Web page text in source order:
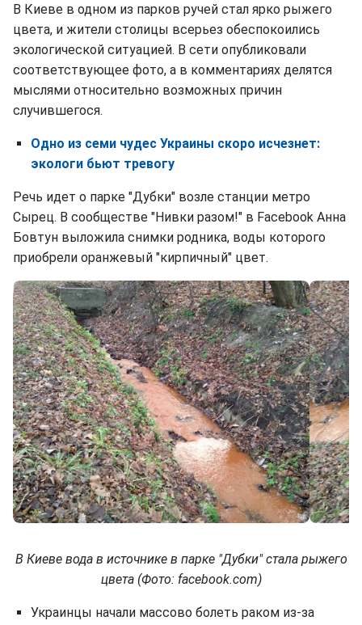
В Киеве в одном из парков ручей стал ярко рыжего
цвета, и жители столицы всерьез обеспокоились
экологической ситуацией. В сети опубликовали
соответствующее фото, а в комментариях делятся
мыслями относительно возможных причин
случившегося.
Одно из семи чудес Украины скоро исчезнет:
экологи бьют тревогу
Речь идет о парке "Дубки" возле станции метро
Сырец. В сообществе "Нивки разом!" в Facebook Анна
Бовтун выложила снимки родника, воды которого
приобрели оранжевый "кирпичный" цвет.
В Киеве вода в источнике в парке "Дубки" стала рыжего
цвета (Фото: facebook.com)
Украинцы начали массово болеть раком из-за